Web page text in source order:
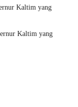
Kaltim yang
Kaltim yang